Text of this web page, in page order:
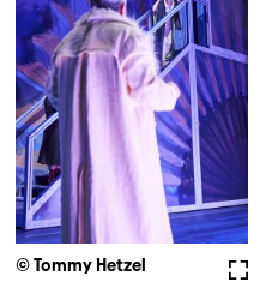
© Tommy Hetzel